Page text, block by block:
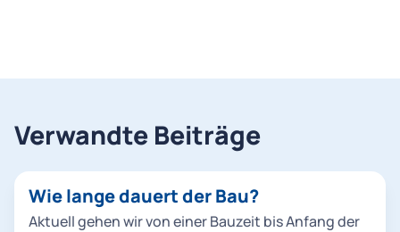
Verwandte Beiträge
Wie lange dauert der Bau?
Aktuell gehen wir von einer Bauzeit bis Anfang der